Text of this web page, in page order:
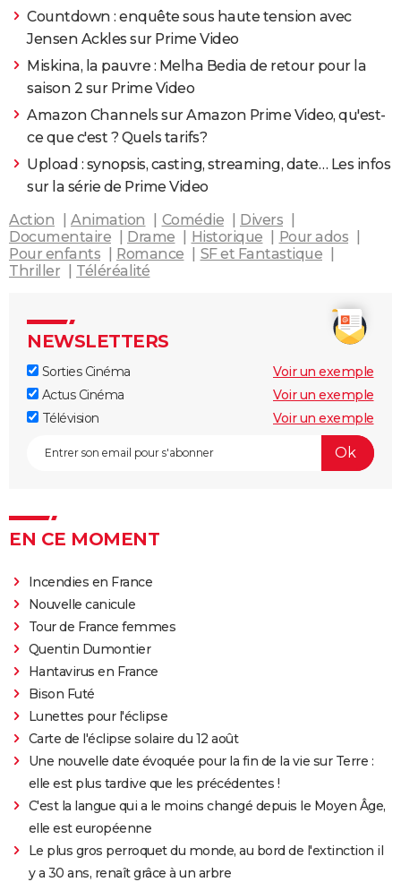
Countdown : enquête sous haute tension avec
Jensen Ackles sur Prime Video
Miskina, la pauvre : Melha Bedia de retour pour la
saison 2 sur Prime Video
Amazon Channels sur Amazon Prime Video, qu'est-
ce que c'est ? Quels tarifs?
Upload : synopsis, casting, streaming, date… Les infos
sur la série de Prime Video
Action
Animation Comédie
Divers
Documentaire
Drame Historique
Pour ados
Pour enfants
Romance
SF et Fantastique
Thriller
Téléréalité
NEWSLETTERS
Sorties Cinéma
Voir un exemple
Actus Cinéma
Voir un exemple
Télévision
Voir un exemple
EN CE MOMENT
Incendies en France
Nouvelle canicule
Tour de France femmes
Quentin Dumontier
Hantavirus en France
Bison Futé
Lunettes pour l'éclipse
Carte de l'éclipse solaire du 12 août
Une nouvelle date évoquée pour la fin de la vie sur Terre :
elle est plus tardive que les précédentes !
C'est la langue qui a le moins changé depuis le Moyen Âge,
elle est européenne
Le plus gros perroquet du monde, au bord de l'extinction il
y a 30 ans, renaît grâce à un arbre